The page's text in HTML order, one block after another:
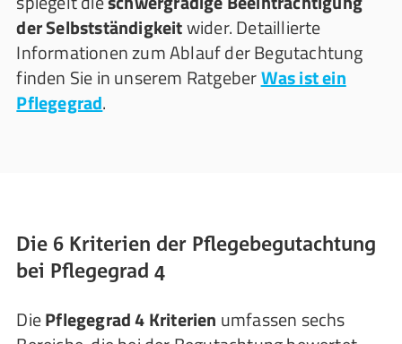
der Selbstständigkeitwider. Detaillierte
Informationen zum Ablauf der Begutachtung
finden Sie in unserem RatgeberWas ist ein
Pflegegrad.
Die 6 Kriterien der Pflegebegutachtung
bei Pflegegrad 4
DiePflegegrad 4 Kriterien umfassen sechs